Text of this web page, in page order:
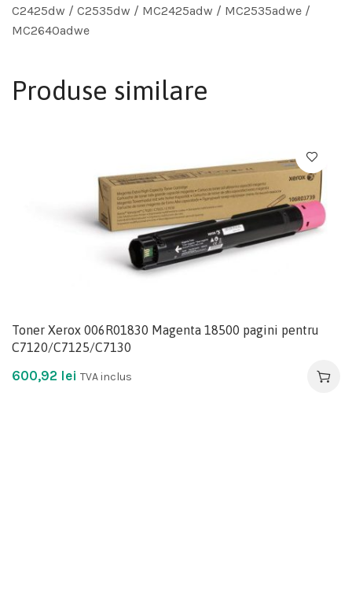
C2425dw / C2535dw / MC2425adw / MC2535adwe /
MC2640adwe
Produse similare
Toner Xerox 006R01830 Magenta 18500 pagini pentru
C7120/C7125/C7130
600,92 lei TVA inclus